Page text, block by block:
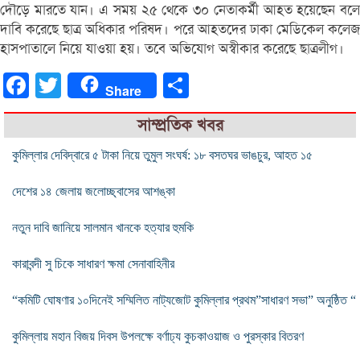
দৌড়ে মারতে যান। এ সময় ২৫ থেকে ৩০ নেতাকর্মী আহত হয়েছেন বলে
দাবি করেছে ছাত্র অধিকার পরিষদ। পরে আহতদের ঢাকা মেডিকেল কলেজ
হাসপাতালে নিয়ে যাওয়া হয়। তবে অভিযোগ অস্বীকার করেছে ছাত্রলীগ।
FacebookTwitter Share
সাম্প্রতিক খবর
কুমিল্লার দেবিদ্বারে ৫ টাকা নিয়ে তুমুল সংঘর্ষ: ১৮ বসতঘর ভাঙচুর, আহত ১৫
দেশের ১৪ জেলায় জলোচ্ছ্বাসের আশঙ্কা
নতুন দাবি জানিয়ে সালমান খানকে হত্যার হুমকি
কারাবন্দী সু চিকে সাধারণ ক্ষমা সেনাবাহিনীর
“কমিটি ঘোষণার ১০দিনেই সম্মিলিত নাট্যজোট কুমিল্লার প্রথম”সাধারণ সভা” অনুষ্ঠিত “
কুমিল্লায় মহান বিজয় দিবস উপলক্ষে বর্ণাঢ্য কুচকাওয়াজ ও পুরস্কার বিতরণ